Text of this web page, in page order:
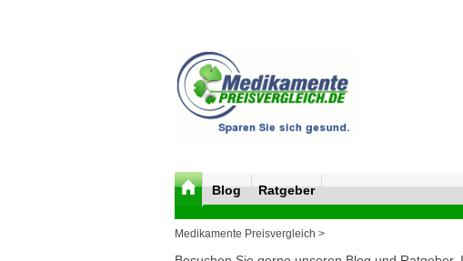
Blog Ratgeber
Medikamente Preisvergleich >